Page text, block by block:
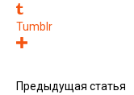
Tumblr
Предыдущая статья